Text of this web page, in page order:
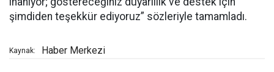
şimdiden teşekkür ediyoruz” sözleriyle tamamladı.
Kaynak: Haber Merkezi